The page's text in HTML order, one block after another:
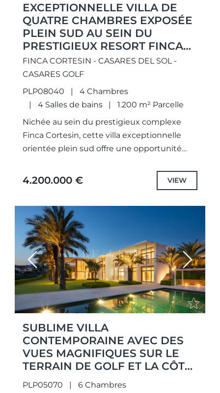
EXCEPTIONNELLE VILLA DE
QUATRE CHAMBRES EXPOSÉE
PLEIN SUD AU SEIN DU
PRESTIGIEUX RESORT FINCA
CORTESÍN.
FINCA CORTESIN - CASARES DEL SOL -
CASARES GOLF
PLP08040
4 Chambres
4 Salles de bains
1.200 m² Parcelle
Nichée au sein du prestigieux complexe
Finca Cortesin, cette villa exceptionnelle
orientée plein sud offre une opportunité
vie andalouse raffinée. Fusion magistrale de
4.200.000 € VIEW
Previous Next
SUBLIME VILLA
CONTEMPORAINE AVEC DES
VUES MAGNIFIQUES SUR LE
TERRAIN DE GOLF ET LA CÔTE
MÉDITERRANÉENNE À FINCA
PLP05070 6 Chambres